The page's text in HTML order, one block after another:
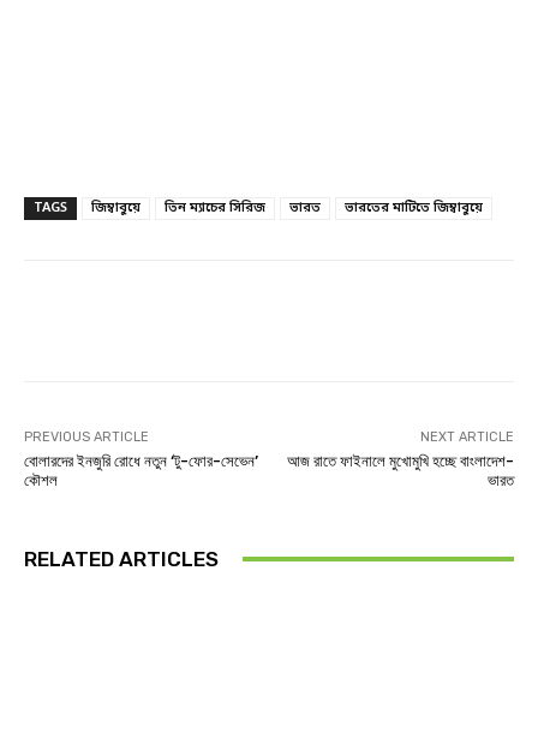
TAGS জিম্বাবুয়ে তিন ম্যাচের সিরিজ ভারত ভারতের মাটিতে জিম্বাবুয়ে
PREVIOUS ARTICLE
বোলারদের ইনজুরি রোধে নতুন ‘টু-ফোর-সেভেন’
কৌশল
NEXT ARTICLE
আজ রাতে ফাইনালে মুখোমুখি হচ্ছে বাংলাদেশ-
ভারত
RELATED ARTICLES